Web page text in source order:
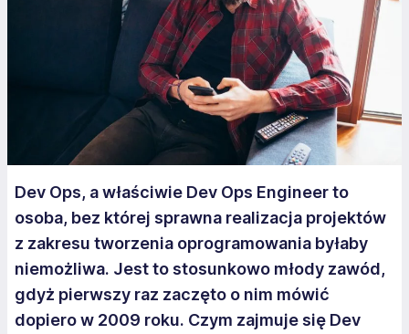
Dev Ops, a właściwie Dev Ops Engineer to
osoba, bez której sprawna realizacja projektów
z zakresu tworzenia oprogramowania byłaby
niemożliwa. Jest to stosunkowo młody zawód,
gdyż pierwszy raz zaczęto o nim mówić
dopiero w 2009 roku. Czym zajmuje się Dev